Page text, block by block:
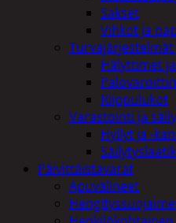
Sakset
Vihkot ja
Hälyttimet
Riippulukot
Varastointi ja
Hyllyt ja -
Päivittäistavarat
Apuvälineet